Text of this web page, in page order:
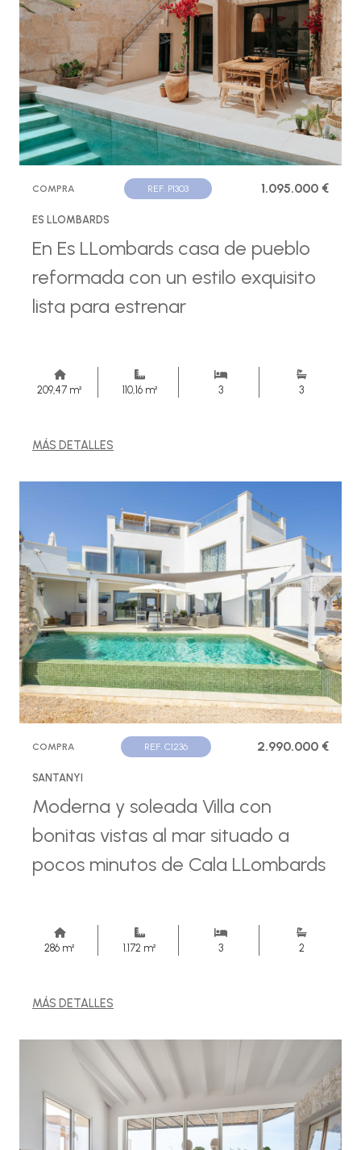
COMPRA REF. P1303 1.095.000 €
ES LLOMBARDS
En Es LLombards casa de pueblo
reformada con un estilo exquisito
lista para estrenar
209,47 m² 110,16 m² 3 3
MÁS DETALLES
COMPRA REF. C1236 2.990.000 €
SANTANYI
Moderna y soleada Villa con
bonitas vistas al mar situado a
pocos minutos de Cala LLombards
286 m² 1.172 m² 3 2
MÁS DETALLES